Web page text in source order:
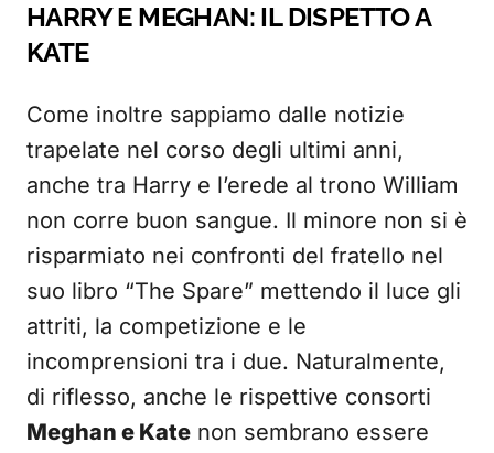
HARRY E MEGHAN: IL DISPETTO A
KATE
Come inoltre sappiamo dalle notizie
trapelate nel corso degli ultimi anni,
anche tra Harry e l’erede al trono William
non corre buon sangue. Il minore non si è
risparmiato nei confronti del fratello nel
suo libro “The Spare” mettendo il luce gli
attriti, la competizione e le
incomprensioni tra i due. Naturalmente,
di riflesso, anche le rispettive consorti
Meghan e Kate non sembrano essere